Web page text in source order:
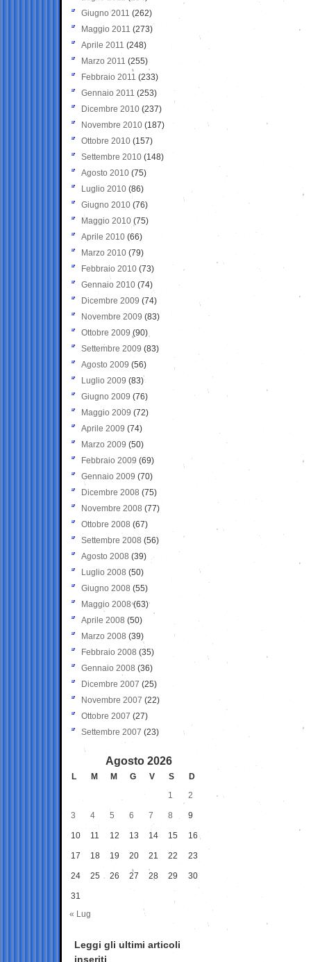
Giugno 2011 (262)
Maggio 2011 (273)
Aprile 2011 (248)
Marzo 2011 (255)
Febbraio 2011 (233)
Gennaio 2011 (253)
Dicembre 2010 (237)
Novembre 2010 (187)
Ottobre 2010 (157)
Settembre 2010 (148)
Agosto 2010 (75)
Luglio 2010 (86)
Giugno 2010 (76)
Maggio 2010 (75)
Aprile 2010 (66)
Marzo 2010 (79)
Febbraio 2010 (73)
Gennaio 2010 (74)
Dicembre 2009 (74)
Novembre 2009 (83)
Ottobre 2009 (90)
Settembre 2009 (83)
Agosto 2009 (56)
Luglio 2009 (83)
Giugno 2009 (76)
Maggio 2009 (72)
Aprile 2009 (74)
Marzo 2009 (50)
Febbraio 2009 (69)
Gennaio 2009 (70)
Dicembre 2008 (75)
Novembre 2008 (77)
Ottobre 2008 (67)
Settembre 2008 (56)
Agosto 2008 (39)
Luglio 2008 (50)
Giugno 2008 (55)
Maggio 2008(63)
Aprile 2008 (50)
Marzo 2008 (39)
Febbraio 2008 (35)
Gennaio 2008 (36)
Dicembre 2007 (25)
Novembre 2007 (22)
Ottobre 2007 (27)
Settembre 2007 (23)
Agosto 2026
L M M G V S
D
1
2
3 4 5 6 7 8 9
10 11 12 13 14 15 16
17 18 19 20 21 22 23
24 25 26 27 28 29 30
31
« Lug
Leggi gli ultimi articoli
inseriti